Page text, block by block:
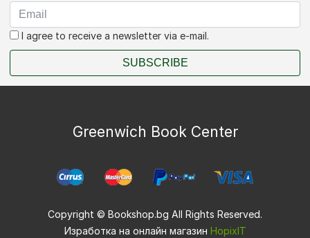
I agree to receive a newsletter via e-mail.
SUBSCRIBE
Greenwich Book Center
Copyright © Bookshop.bg All Rights Reserved.
Изработка на онлайн магазин HopixIT